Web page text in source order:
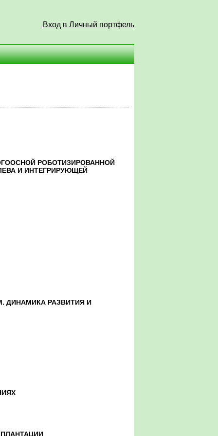
Вход в Личный портфель
РОБОТИЗИРОВАННОЙ
И ИНТЕГРИРУЮЩЕЙ
ДИНАМИКА РАЗВИТИЯ И